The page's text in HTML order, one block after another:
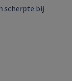
scherpte bij